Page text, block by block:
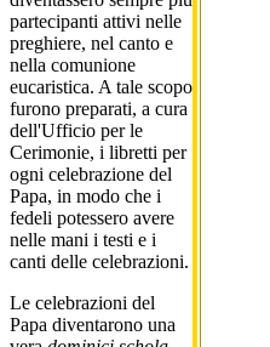
partecipanti attivi nelle
preghiere, nel canto e
nella comunione
eucaristica. A tale scopo
furono preparati, a cura
dell'Ufficio per le
Cerimonie, i libretti per
ogni celebrazione del
Papa, in modo che i
fedeli potessero avere
nelle mani i testi e i
canti delle celebrazioni.
Le celebrazioni del
Papa diventarono una